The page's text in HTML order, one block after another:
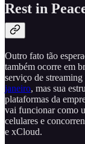
Rest in
Outro fato tão
também ocorre em
serviço de
janeiro, mas sua
plataformas da
vai funcionar como
celulares e
e xCloud.